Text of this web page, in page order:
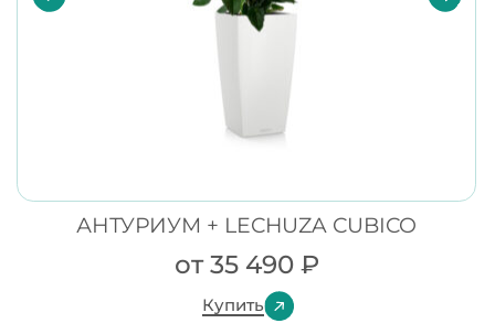
АНТУРИУМ + LECHUZA CUBICO
от35 490 ₽
Купить